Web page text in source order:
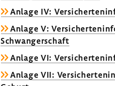
Anlage IV:
Anlage V:
Schwangerschaft
Anlage VI:
Anlage VII: